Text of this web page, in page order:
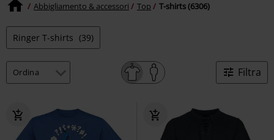
Abbigliamento & accessori Top T-shirts (6306)
Ringer T-shirts (39)
Filtra